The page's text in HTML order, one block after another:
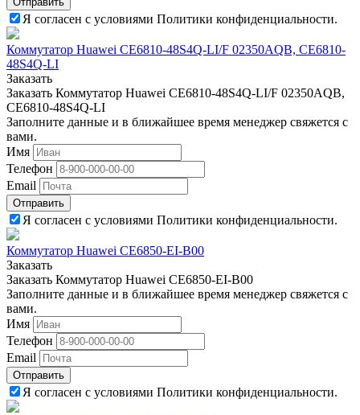
Я согласен с условиями Политики конфиденциальности.
Коммутатор Huawei CE6810-48S4Q-LI/F 02350AQB, CE6810-
48S4Q-LI
Заказать
Заказать Коммутатор Huawei CE6810-48S4Q-LI/F 02350AQB,
CE6810-48S4Q-LI
Заполните данные и в ближайшее время менеджер свяжется с
вами.
Имя
Телефон
Email
Отправить
Я согласен с условиями Политики конфиденциальности.
Коммутатор Huawei CE6850-EI-B00
Заказать
Заказать Коммутатор Huawei CE6850-EI-B00
Заполните данные и в ближайшее время менеджер свяжется с
вами.
Имя
Телефон
Email
Отправить
Я согласен с условиями Политики конфиденциальности.